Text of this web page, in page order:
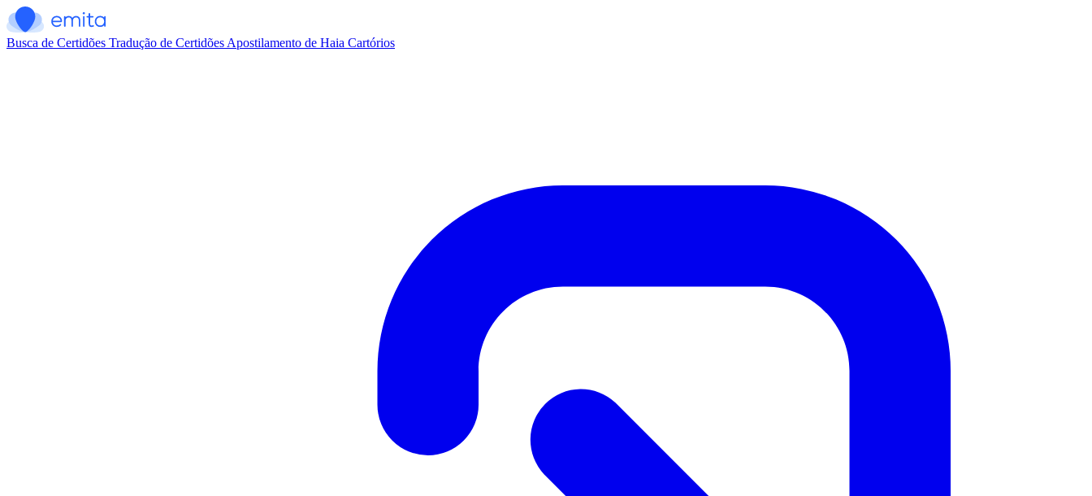
Busca de Certidões Tradução de Certidões Apostilamento de Haia Cartórios